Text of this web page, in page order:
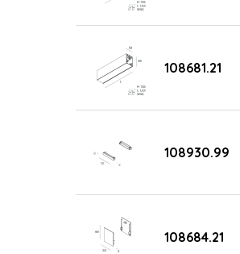
108681.21
108930.99
108684.21